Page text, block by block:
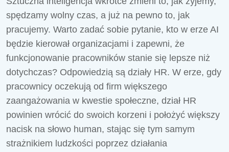
spędzamy wolny czas, a już na pewno to, jak
pracujemy. Warto zadać sobie pytanie, kto w erze AI
będzie kierował organizacjami i zapewni, że
funkcjonowanie pracowników stanie się lepsze niż
dotychczas? Odpowiedzią są działy HR. W erze, gdy
pracownicy oczekują od firm większego
zaangażowania w kwestie społeczne, dział HR
powinien wrócić do swoich korzeni i położyć większy
nacisk na słowo human, stając się tym samym
strażnikiem ludzkości poprzez działania